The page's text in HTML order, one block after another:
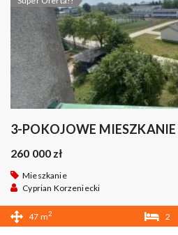
3-POKOJOWE MIESZKANIE
260 000 zł
Mieszkanie
Cyprian Korzeniecki
47 m2
2